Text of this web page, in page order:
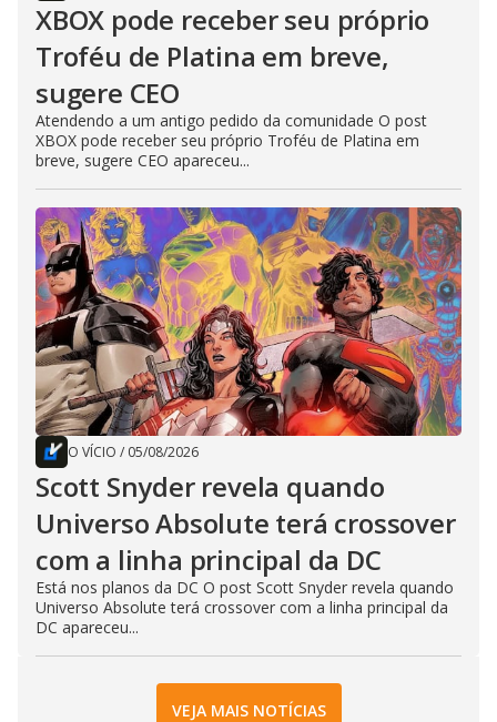
XBOX pode receber seu próprio
Troféu de Platina em breve,
sugere CEO
Atendendo a um antigo pedido da comunidade O post
XBOX pode receber seu próprio Troféu de Platina em
breve, sugere CEO apareceu...
O VÍCIO / 05/08/2026
Scott Snyder revela quando
Universo Absolute terá crossover
com a linha principal da DC
Está nos planos da DC O post Scott Snyder revela quando
Universo Absolute terá crossover com a linha principal da
DC apareceu...
VEJA MAIS NOTÍCIAS